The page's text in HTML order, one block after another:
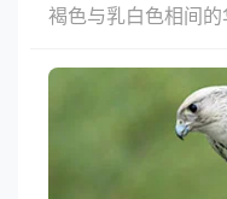
褐色与乳白色相间